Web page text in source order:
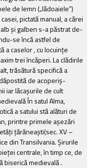
de lemn („lădoaiele”)
pictată manual, a cărei
şi galben s-a păstrat de-
se încă astfel de
a caselor , cu locuinţe
trei încăperi. La clădirile
trăsătură specifică a
de acoperiş-
iar lăcaşurile de cult
În satul Alma,
a satului stă alături de
printre primele aşezări
ţărăneaşti(sec. XV –
din Transilvania. Şirurile
centrale, în timp ce, de
biserică medievală .